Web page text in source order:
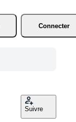
Connecter
Suivre